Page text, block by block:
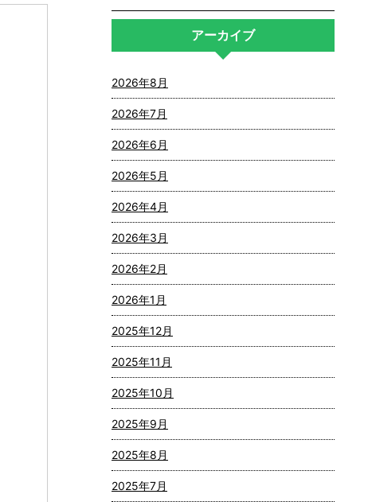
アーカイブ
2026年8月
2026年7月
2026年6月
2026年5月
2026年4月
2026年3月
2026年2月
2026年1月
2025年12月
2025年11月
2025年10月
2025年9月
2025年8月
2025年7月